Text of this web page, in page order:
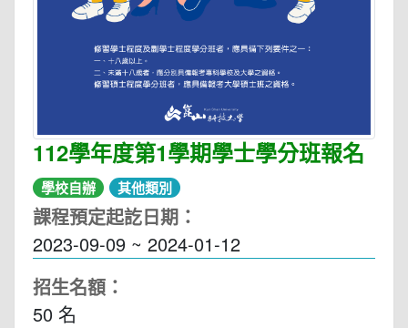
112學年度第1學期學士學分班報名
學校自辦 其他類別
課程預定起訖日期：
2023-09-09 ~ 2024-01-12
招生名額：
50 名